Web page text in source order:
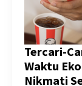
Tercari-
Waktu
Nikmati